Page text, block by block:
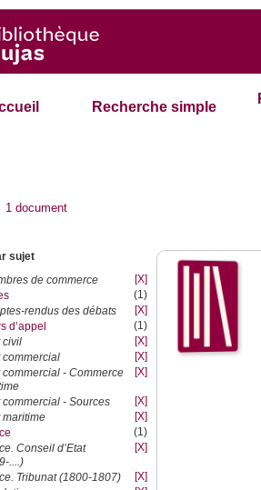
Recherche simple
1 document
sujet
de commerce
[X]
(1)
rendus des débats
[X]
d’appel
(1)
civil
[X]
commercial
[X]
commercial - Commerce
[X]
commercial - Sources
[X]
maritime
[X]
(1)
Conseil d’Etat
....)
[X]
Tribunat (1800-1807)
[X]